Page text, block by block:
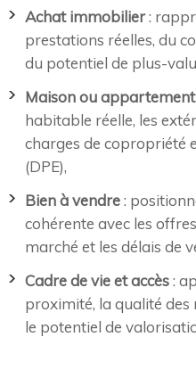
Achat immobilier:
prestations réelles, du
du potentiel de plus-
Maison ou appartement
habitable réelle, les
charges de copropriété
(DPE),
Bien à vendre:
cohérente avec les
marché et les délais de
Cadre de vie et accès:
proximité, la qualité des
le potentiel de